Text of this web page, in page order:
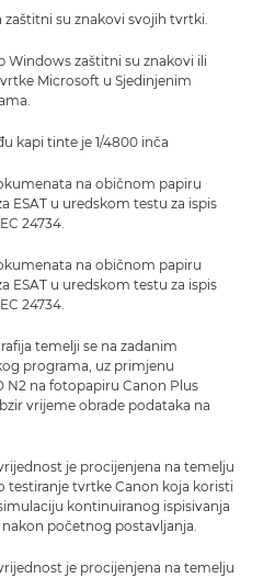
zaštitni su znakovi svojih tvrtki.
zaštitni su znakovi ili
Microsoft u Sjedinjenim
kapi tinte je 1/4800 inča
na običnom papiru
ESAT u uredskom testu za ispis
24734.
na običnom papiru
ESAT u uredskom testu za ispis
24734.
temelji se na zadanim
programa, uz primjenu
N2 na fotopapiru Canon Plus
vrijeme obrade podataka na
je procijenjena na temelju
testiranje tvrtke Canon koja koristi
kontinuiranog ispisivanja
početnog postavljanja.
je procijenjena na temelju